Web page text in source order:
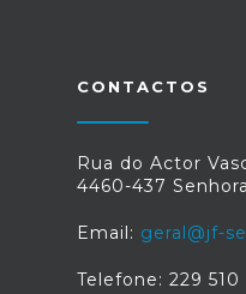
CONTACTOS
Rua do Actor
4460-437
Email: geral@jf-
Telefone: 229 510